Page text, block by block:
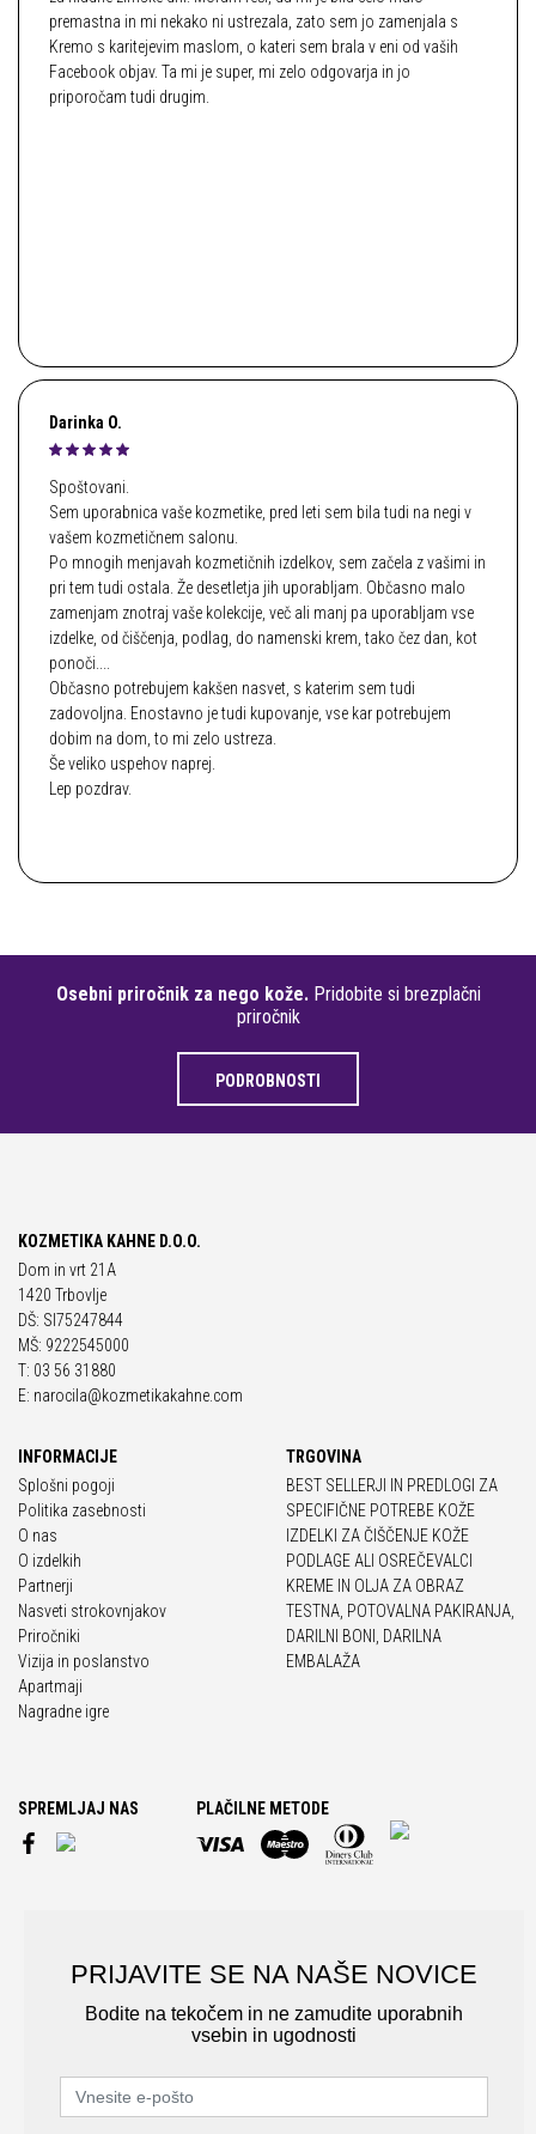
premastna in mi nekako ni ustrezala, zato sem jo zamenjala s
Kremo s karitejevim maslom, o kateri sem brala v eni od vaših
Facebook objav. Ta mi je super, mi zelo odgovarja in jo
priporočam tudi drugim.
Darinka O.
Spoštovani.
Sem uporabnica vaše kozmetike, pred leti sem bila tudi na negi v
vašem kozmetičnem salonu.
Po mnogih menjavah kozmetičnih izdelkov, sem začela z vašimi in
pri tem tudi ostala. Že desetletja jih uporabljam. Občasno malo
zamenjam znotraj vaše kolekcije, več ali manj pa uporabljam vse
izdelke, od čiščenja, podlag, do namenski krem, tako čez dan, kot
ponoči....
Občasno potrebujem kakšen nasvet, s katerim sem tudi
zadovoljna. Enostavno je tudi kupovanje, vse kar potrebujem
dobim na dom, to mi zelo ustreza.
Še veliko uspehov naprej.
Lep pozdrav.
Osebni priročnik za nego kože. Pridobite si brezplačni
priročnik
PODROBNOSTI
KOZMETIKA KAHNE D.O.O.
Dom in vrt 21A
1420 Trbovlje
DŠ: SI75247844
MŠ: 9222545000
T: 03 56 31880
E: narocila@kozmetikakahne.com
INFORMACIJE
Splošni pogoji
Politika zasebnosti
O nas
O izdelkih
Partnerji
Nasveti strokovnjakov
Priročniki
Vizija in poslanstvo
Apartmaji
Nagradne igre
TRGOVINA
BEST SELLERJI IN PREDLOGI ZA
SPECIFIČNE POTREBE KOŽE
IZDELKI ZA ČIŠČENJE KOŽE
PODLAGE ALI OSREČEVALCI
KREME IN OLJA ZA OBRAZ
TESTNA, POTOVALNA PAKIRANJA,
DARILNI BONI, DARILNA
EMBALAŽA
SPREMLJAJ NAS PLAČILNE METODE
PRIJAVITE SE NA NAŠE NOVICE
Bodite na tekočem in ne zamudite uporabnih
vsebin in ugodnosti